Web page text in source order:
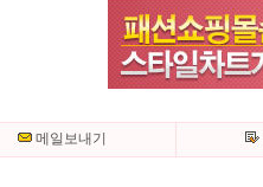
메일보내기